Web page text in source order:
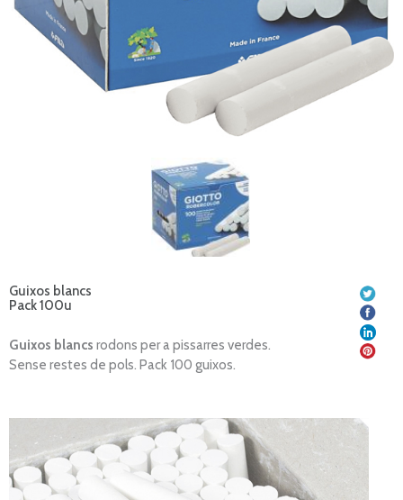
Guixos blancs
Pack 100u
Guixos blancs rodons per a pissarres verdes.
Sense restes de pols. Pack 100 guixos.